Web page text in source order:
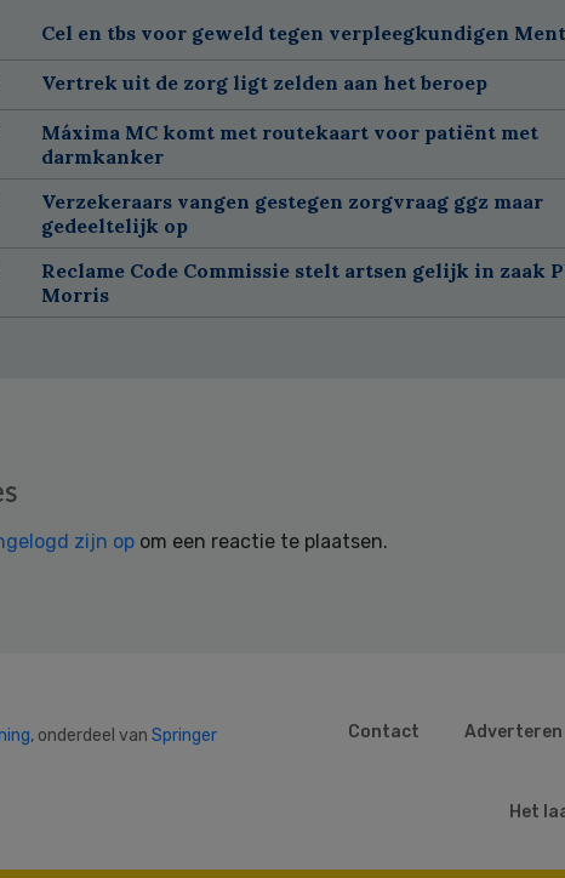
Cel en tbs voor geweld tegen verpleegkundigen
Vertrek uit de zorg ligt zelden aan het beroep
Máxima MC komt met routekaart voor patiënt met
darmkanker
Verzekeraars vangen gestegen zorgvraag ggz maar
gedeeltelijk op
Reclame Code Commissie stelt artsen gelijk in zaak
Morris
zijn op om een reactie te plaatsen.
, onderdeel van Springer
Contact Adverteren
Het